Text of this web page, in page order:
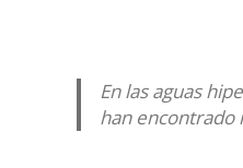
En las aguas
han encontrado